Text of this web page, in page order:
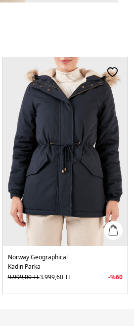
Norway Geographical
Kadın Parka
9.999,00TL3.999,60TL -%60